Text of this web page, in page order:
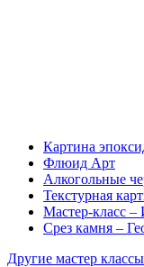
Картина
Флюид Арт
Алкогольные
Текстурная
Мастер-класс –
Срез камня –
Другие мастер классы